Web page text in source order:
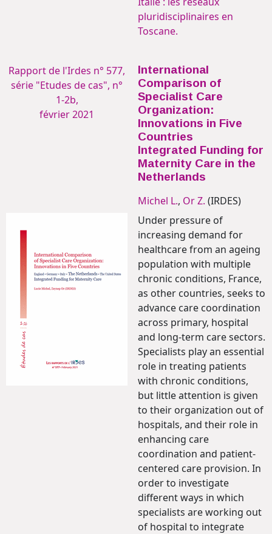
pluridisciplinaires en
Toscane.
Rapport de l'Irdes n° 577,
série "Etudes de cas", n°
1-2b,
février 2021
International
Comparison of
Specialist Care
Organization:
Innovations in Five
Countries
Integrated Funding for
Maternity Care in the
Netherlands
Michel L., Or Z. (IRDES)
Under pressure of
increasing demand for
healthcare from an ageing
population with multiple
chronic conditions, France,
as other countries, seeks to
advance care coordination
across primary, hospital
and long-term care sectors.
Specialists play an essential
role in treating patients
with chronic conditions,
but little attention is given
to their organization out of
hospitals, and their role in
enhancing care
coordination and patient-
centered care provision. In
order to investigate
different ways in which
specialists are working out
of hospital to integrate